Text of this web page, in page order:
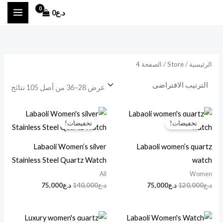
د.ع0
س
الرئيسية /
Store/ الصفحة 4
عرض 28–36 من أصل 105 نتائج
تخفيضات!
Labaoli women’s quartz
watch
Women
د.ع120,000
السعر
الأصلي
هو:
د.ع75,000
السعر
الحالي
تخفيضات!
Labaoli Women’s silver
Stainless Steel Quartz Watch
All
د.ع140,000
السعر
الأصلي
هو:
د.ع75,000
السعر
الحالي
هو:
السعر
السعر
السعر
السعر